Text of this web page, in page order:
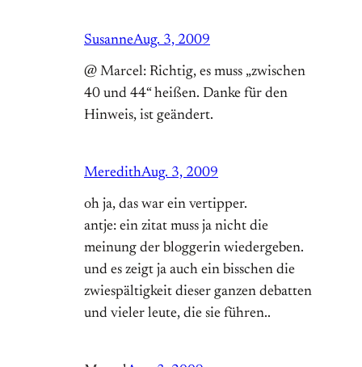
SusanneAug. 3, 2009
@ Marcel: Richtig, es muss „zwischen
40 und 44“ heißen. Danke für den
Hinweis, ist geändert.
MeredithAug. 3, 2009
oh ja, das war ein vertipper.
antje: ein zitat muss ja nicht die
meinung der bloggerin wiedergeben.
und es zeigt ja auch ein bisschen die
zwiespältigkeit dieser ganzen debatten
und vieler leute, die sie führen..